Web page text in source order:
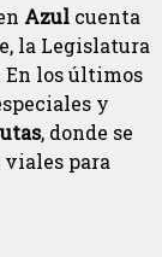
Azul cuenta
la Legislatura
En los últimos
y
, donde se
para